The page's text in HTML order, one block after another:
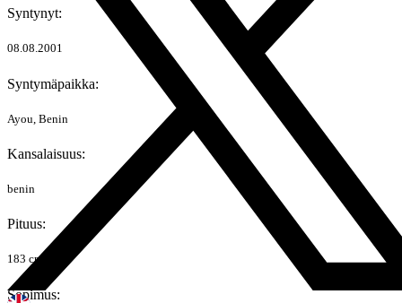
Syntynyt:
08.08.2001
Syntymäpaikka:
Ayou, Benin
Kansalaisuus:
benin
Pituus:
183 cm
Sopimus: